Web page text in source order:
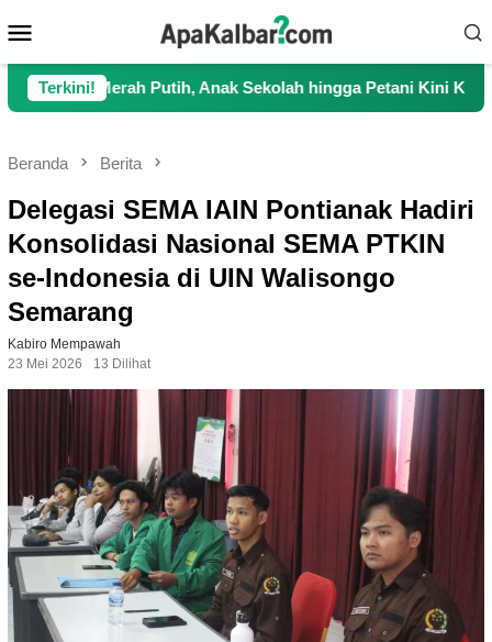
ke
kontenMobile
Terkini!
Putih, Anak Sekolah hingga Petani Kini Kembali Lancar
Beranda Berita
Delegasi SEMA IAIN Pontianak Hadiri
Konsolidasi Nasional SEMA PTKIN
se-Indonesia di UIN Walisongo
Semarang
Kabiro Mempawah
23 Mei 2026
13 Dilihat